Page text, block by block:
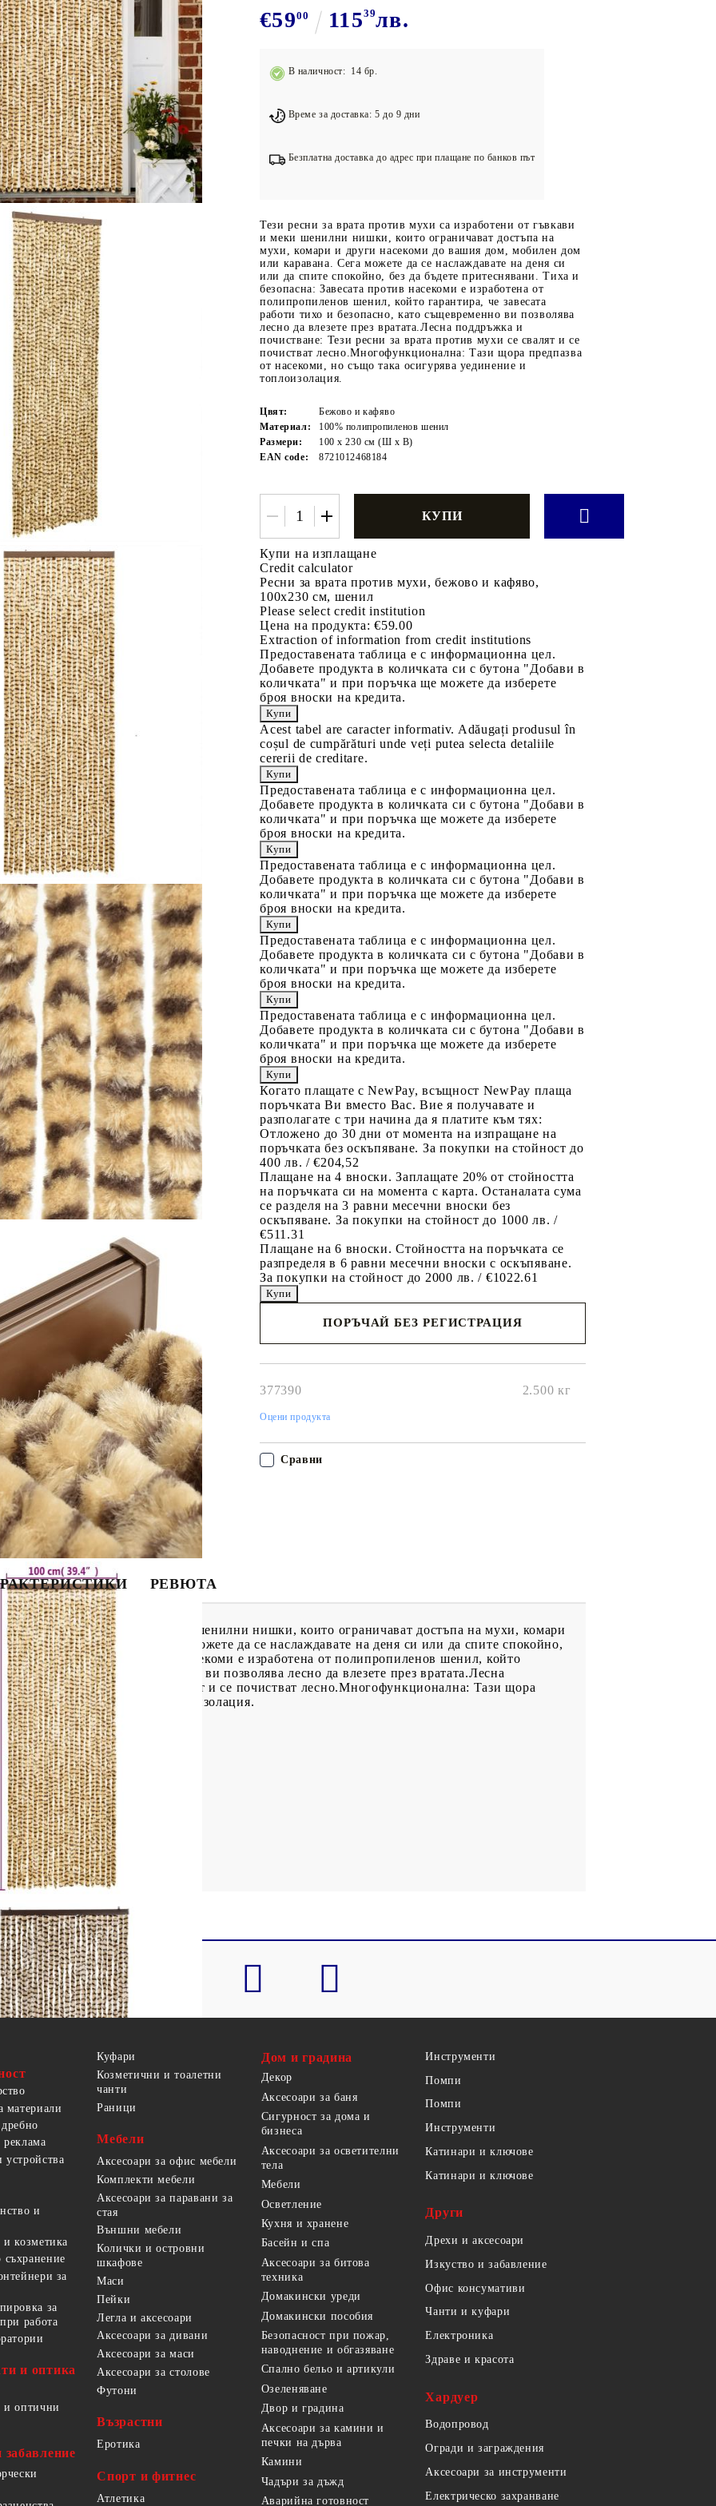
Подложки за фитнес уреди
Лостове за набиране
Силови кули
Йога и пилатес
Волейбол
Tweet
€5900 11539лв.
В наличност: 14 бр.
Време за доставка: 5 до 9 дни
Безплатна доставка до адрес при плащане по банков път
Тези ресни за врата против мухи са изработени от гъвкави
и меки шенилни нишки, които ограничават достъпа на
мухи, комари и други насекоми до вашия дом, мобилен дом
или каравана. Сега можете да се наслаждавате на деня си
или да спите спокойно, без да бъдете притеснявани. Тиха и
безопасна: Завесата против насекоми е изработена от
полипропиленов шенил, който гарантира, че завесата
работи тихо и безопасно, като същевременно ви позволява
лесно да влезете през вратата.Лесна поддръжка и
почистване: Тези ресни за врата против мухи се свалят и се
почистват лесно.Многофункционална: Тази щора предпазва
от насекоми, но също така осигурява уединение и
топлоизолация.
Цвят:
Бежово и кафяво
Материал:
100% полипропиленов шенил
Размери:
100 х 230 cм (Ш х В)
EAN code:
8721012468184
Купи на изплащане
Credit calculator
Ресни за врата против мухи, бежово и кафяво,
100x230 см, шенил
Please select credit institution
Цена на продукта: €59.00
Extraction of information from credit institutions
Предоставената таблица е с информационна цел.
Добавете продукта в количката си с бутона "Добави в
количката" и при поръчка ще можете да изберете
броя вноски на кредита.
Acest tabel are caracter informativ. Adăugați produsul în
coșul de cumpărături unde veți putea selecta detaliile
cererii de creditare.
Предоставената таблица е с информационна цел.
Добавете продукта в количката си с бутона "Добави в
количката" и при поръчка ще можете да изберете
броя вноски на кредита.
Предоставената таблица е с информационна цел.
Добавете продукта в количката си с бутона "Добави в
количката" и при поръчка ще можете да изберете
броя вноски на кредита.
Предоставената таблица е с информационна цел.
Добавете продукта в количката си с бутона "Добави в
количката" и при поръчка ще можете да изберете
броя вноски на кредита.
Предоставената таблица е с информационна цел.
Добавете продукта в количката си с бутона "Добави в
количката" и при поръчка ще можете да изберете
броя вноски на кредита.
Когато плащате с NewPay, всъщност NewPay плаща
поръчката Ви вместо Вас. Вие я получавате и
разполагате с три начина да я платите към тях:
Отложено до 30 дни от момента на изпращане на
поръчката без оскъпяване. За покупки на стойност до
400 лв. / €204,52
Плащане на 4 вноски. Заплащате 20% от стойността
на поръчката си на момента с карта. Останалата сума
се разделя на 3 равни месечни вноски без
оскъпяване. За покупки на стойност до 1000 лв. /
€511.31
Плащане на 6 вноски. Стойността на поръчката се
разпределя в 6 равни месечни вноски с оскъпяване.
За покупки на стойност до 2000 лв. / €1022.61
ПОРЪЧАЙ БЕЗ РЕГИСТРАЦИЯ
377390 2.500 кг
Оцени продукта
Сравни
РЕВЮТА
изработени от гъвкави и меки шенилни нишки, които ограничават достъпа на мухи, комари
дом или каравана. Сега можете да се наслаждавате на деня си или да спите спокойно,
безопасна: Завесата против насекоми е изработена от полипропиленов шенил, който
и безопасно, като същевременно ви позволява лесно да влезете през вратата.Лесна
за врата против мухи се свалят и се почистват лесно.Многофункционална: Тази щора
осигурява уединение и топлоизолация.
шенил
към вратата
материали
и
козметика
за
за
работа
и оптика
и оптични
забавление
Куфари
Козметични и тоалетни
чанти
Раници
Мебели
Аксесоари за офис мебели
Комплекти мебели
Аксесоари за паравани за
стая
Външни мебели
Колички и островни
шкафове
Маси
Пейки
Легла и аксесоари
Аксесоари за дивани
Аксесоари за маси
Аксесоари за столове
Футони
Възрастни
Еротика
Спорт и фитнес
Атлетика
Дом и градина
Декор
Аксесоари за баня
Сигурност за дома и
бизнеса
Аксесоари за осветителни
тела
Мебели
Осветление
Кухня и хранене
Басейн и спа
Аксесоари за битова
техника
Домакински уреди
Домакински пособия
Безопасност при пожар,
наводнение и обгазяване
Спално бельо и артикули
Озеленяване
Двор и градина
Аксесоари за камини и
печки на дърва
Камини
Чадъри за дъжд
Аварийна готовност
Инструменти
Помпи
Помпи
Инструменти
Катинари и ключове
Катинари и ключове
Други
Дрехи и аксесоари
Изкуство и забавление
Офис консумативи
Чанти и куфари
Електроника
Здраве и красота
Хардуер
Водопровод
Огради и заграждения
Аксесоари за инструменти
Електрическо захранване